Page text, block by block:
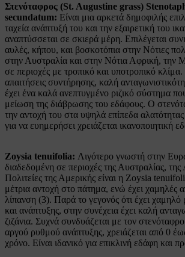
Στενόταφρος (St. Augustine grass)
secundatum: Είναι μια αρκετά δημοφιλής
ταχεία ανάπτυξή του και την εξαιρετική του
αναπτύσσεται σε σκιερά μέρη. Επιλέγεται
αυλές, κήπου, και βοσκοτόπια στην Νότιες
στην Αυστραλία και στην Νότια Αφρική, την
σε περιοχές με τροπικό και υποτροπικό κλίμα.
απαιτήσεις συντήρησης, καλή
έχει ένα καλά ανεπτυγμένο ριζικό σύστημα
μείωση της διάβρωσης του εδάφους. Ο
την αντοχή του στα υψηλά επίπεδα
για να ευημερήσει χρειάζεται ικανοποιητική
Zoysia tenuifolia: Λιγότερο γνωστή στην
διαδεδομένη σε περιοχές της Αυστραλίας, της
Πολιτείες της Αμερικής είναι η Zoysia
μέτρια αντοχή στο πάτημα, ενώ έχει χαμηλές
λίπανση (3). Παρά το γεγονός ότι έχει
και ανάπτυξης, στην συνέχεια έχει καλή
ζιζάνια. Συχνά συνδυάζεται με τον
αργού ρυθμού ανάπτυξης, χρειάζεται από 0
χρόνο. Είναι ιδανικό για επικλινή εδάφη και